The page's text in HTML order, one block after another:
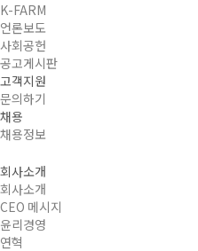
K-FARM
언론보도
사회공헌
공고게시판
고객지원
문의하기
채용
채용정보
회사소개
회사소개
CEO 메시지
윤리경영
연혁